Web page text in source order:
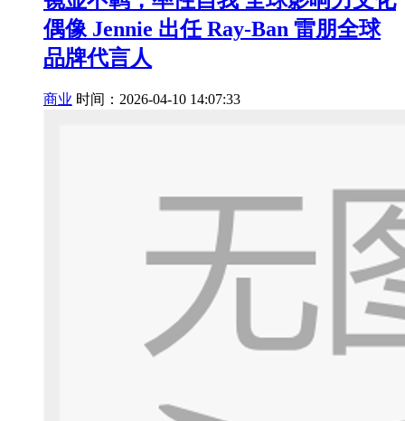
偶像 Jennie 出任 Ray-Ban 雷朋全球
品牌代言人
商业 时间：2026-04-10 14:07:33